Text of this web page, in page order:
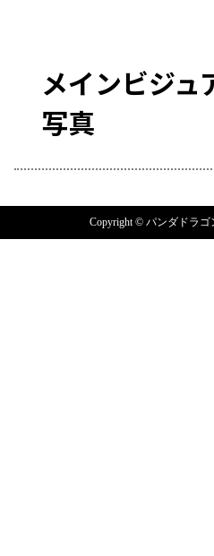
メインビジュ
写真
Copyright © パンダドラゴ